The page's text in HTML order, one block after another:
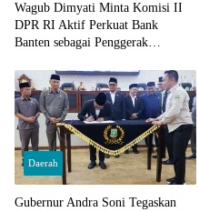
Wagub Dimyati Minta Komisi II
DPR RI Aktif Perkuat Bank
Banten sebagai Penggerak
Daerah
Gubernur Andra Soni Tegaskan